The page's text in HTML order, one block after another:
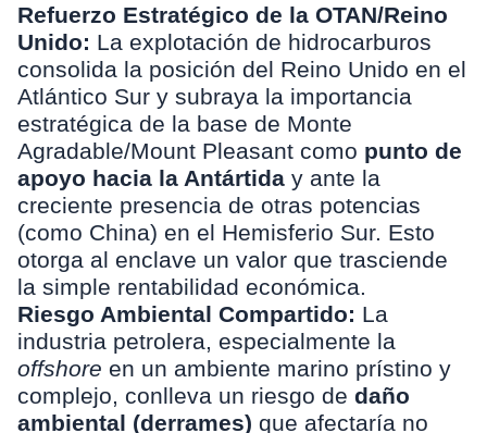
Refuerzo Estratégico de la OTAN/Reino
Unido: La explotación de hidrocarburos
consolida la posición del Reino Unido en el
Atlántico Sur y subraya la importancia
estratégica de la base de Monte
Agradable/Mount Pleasant como punto de
apoyo hacia la Antártida y ante la
creciente presencia de otras potencias
(como China) en el Hemisferio Sur. Esto
otorga al enclave un valor que trasciende
la simple rentabilidad económica.
Riesgo Ambiental Compartido: La
industria petrolera, especialmente la
offshore en un ambiente marino prístino y
complejo, conlleva un riesgo de daño
ambiental (derrames) que afectaría no